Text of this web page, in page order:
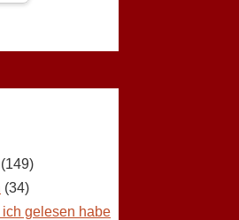
(149)
(34)
gelesen habe